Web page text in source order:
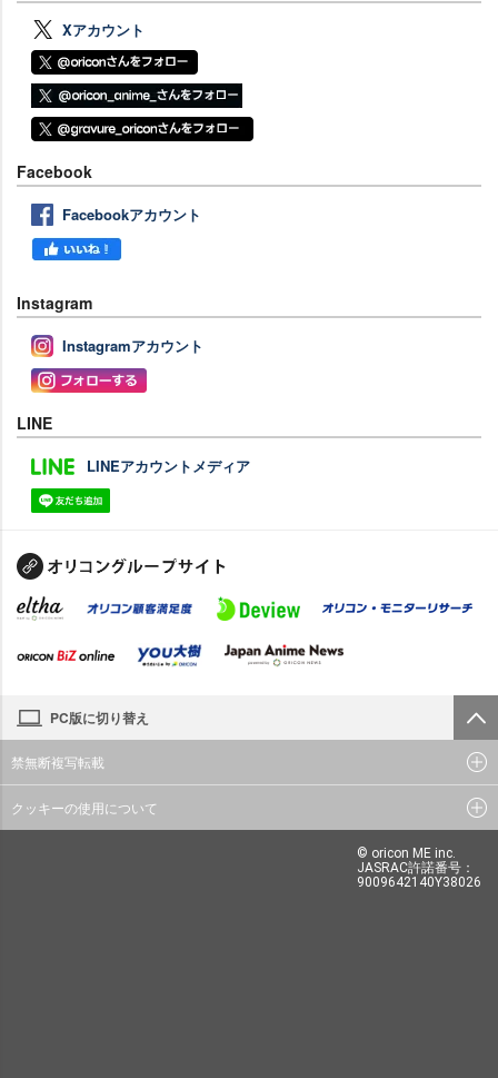
Xアカウント
Facebook
Facebookアカウント
Instagram
Instagramアカウント
LINE
LINEアカウントメディア
PC版に切り替え
禁無断複写転載
クッキーの使用について
© oricon ME inc.
JASRAC許諾番号：
9009642140Y38026